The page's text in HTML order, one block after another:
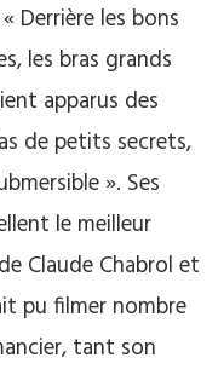
Derrière les bons
les bras grands
apparus des
de petits secrets,
». Ses
le meilleur
Claude Chabrol et
pu filmer nombre
tant son